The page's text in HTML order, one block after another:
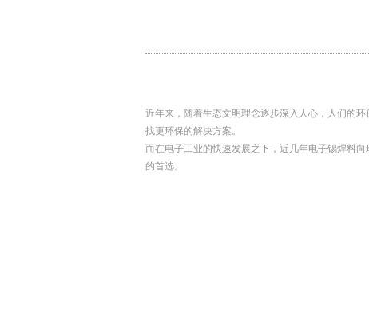
近年来，随着生态文明理念逐步深入人心，人们的
找更环保的解决方案。
而在电子工业的快速发展之下，近几年电子锡焊料
的首选。